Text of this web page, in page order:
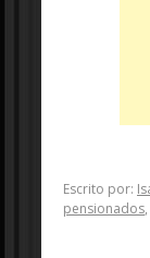
Escrito por:
pensionados,